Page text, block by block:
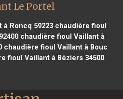
Le Portel
Roncq 59223chaudière fioul
chaudière fioul Vaillant à
chaudière fioul Vaillant à Bouc
fioul Vaillant à Béziers 34500